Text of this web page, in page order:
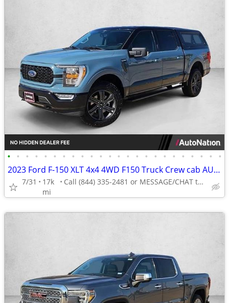
• • • • • • • • • • • • • • • • • • • • • • • •
2023 Ford F-150 XLT 4x4 4WD F150 Truck Crew cab AUTONATION
7/31
17k
mi
Call (844) 335-2481 or MESSAGE/CHAT to confirm availability